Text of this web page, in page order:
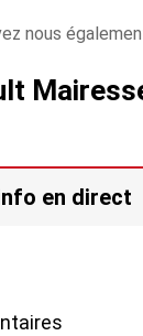
nous
en direct